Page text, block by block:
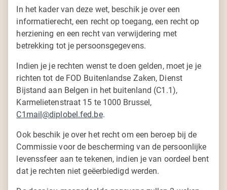
In het kader van deze wet, beschik je over een
informatierecht, een recht op toegang, een recht op
herziening en een recht van verwijdering met
betrekking tot je persoonsgegevens.
Indien je je rechten wenst te doen gelden, moet je je
richten tot de FOD Buitenlandse Zaken, Dienst
Bijstand aan Belgen in het buitenland (C1.1),
Karmelietenstraat 15 te 1000 Brussel,
C1mail@diplobel.fed.be.
Ook beschik je over het recht om een beroep bij de
Commissie voor de bescherming van de persoonlijke
levenssfeer aan te tekenen, indien je van oordeel bent
dat je rechten niet geëerbiedigd werden.